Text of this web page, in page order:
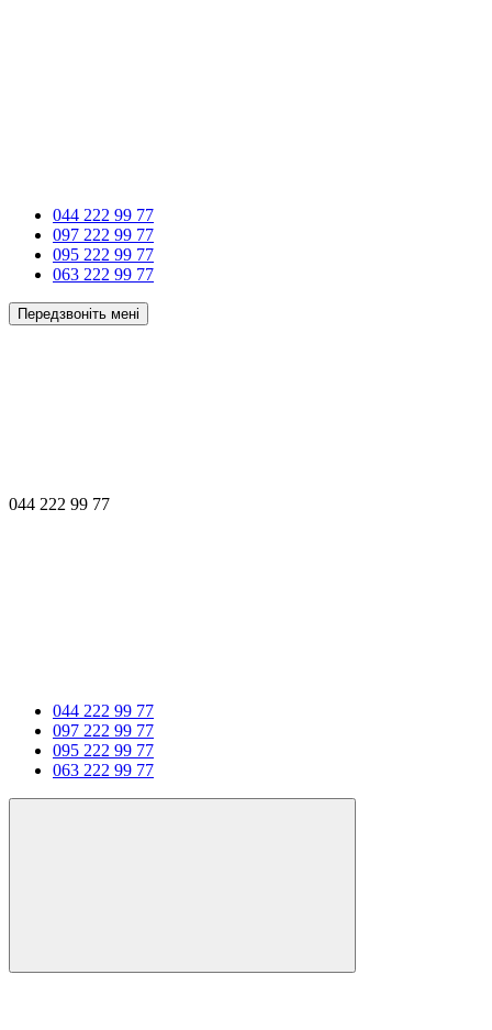
044 222 99 77
097 222 99 77
095 222 99 77
063 222 99 77
Передзвоніть мені
044 222 99 77
044 222 99 77
097 222 99 77
095 222 99 77
063 222 99 77